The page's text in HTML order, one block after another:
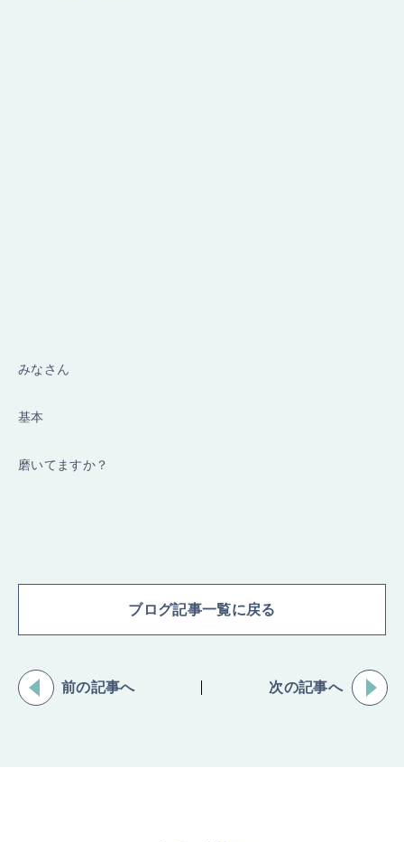
みなさん
基本
磨いてますか？
ブログ記事一覧に戻る
前の記事へ 次の記事へ